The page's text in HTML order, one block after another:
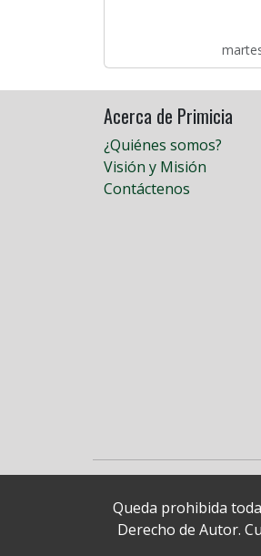
Acerca de Primicia
¿Quiénes somos?
Visión y Misión
Contáctenos
Queda prohibida
Derecho de Autor.